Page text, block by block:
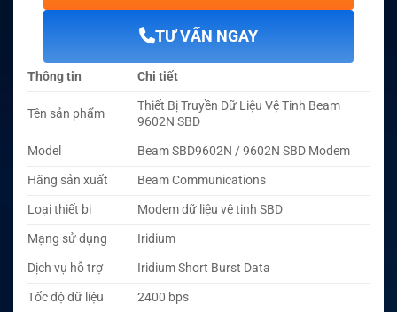
TƯ VẤN NGAY
Thông tin Chi tiết
Tên sản phẩm
Thiết Bị Truyền Dữ Liệu Vệ Tinh Beam
9602N SBD
Model
Beam SBD9602N / 9602N SBD Modem
Hãng sản xuất
Beam Communications
Loại thiết bị
Modem dữ liệu vệ tinh SBD
Mạng sử dụng
Iridium
Dịch vụ hỗ trợ
Iridium Short Burst Data
Tốc độ dữ liệu
2400 bps